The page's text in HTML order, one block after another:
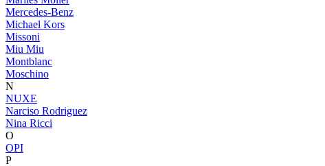
Mercedes-Benz
Michael Kors
Missoni
Miu Miu
Montblanc
Moschino
N
NUXE
Narciso Rodriguez
Nina Ricci
O
OPI
P